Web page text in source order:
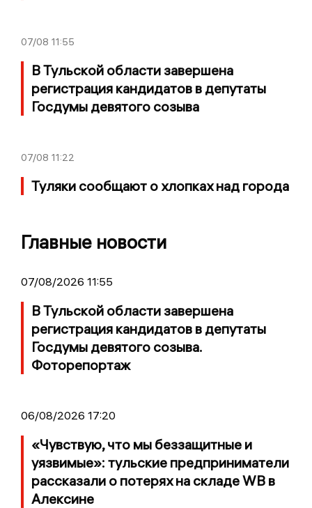
07/08 11:55
В Тульской области завершена
регистрация кандидатов в депутаты
Госдумы девятого созыва
07/08 11:22
Туляки сообщают о хлопках над города
Главные новости
07/08/2026 11:55
В Тульской области завершена
регистрация кандидатов в депутаты
Госдумы девятого созыва.
Фоторепортаж
06/08/2026 17:20
«Чувствую, что мы беззащитные и
уязвимые»: тульские предприниматели
рассказали о потерях на складе WB в
Алексине